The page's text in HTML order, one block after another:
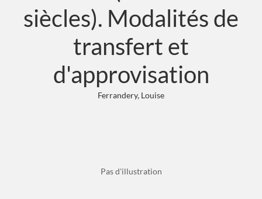
siècles). Modalités de
transfert et
d'approvisation
Ferrandery, Louise
Pas d'illustration